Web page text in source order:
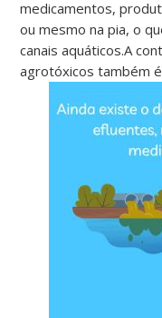
medicamentos,
ou mesmo na pia, o
canais aquáticos.A
agrotóxicos também